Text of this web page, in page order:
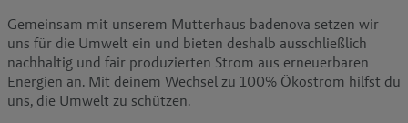
Gemeinsam mit unserem Mutterhaus badenova setzen wir
uns für die Umwelt ein und bieten deshalb ausschließlich
nachhaltig und fair produzierten Strom aus erneuerbaren
Energien an. Mit deinem Wechsel zu 100% Ökostrom hilfst du
uns, die Umwelt zu schützen.